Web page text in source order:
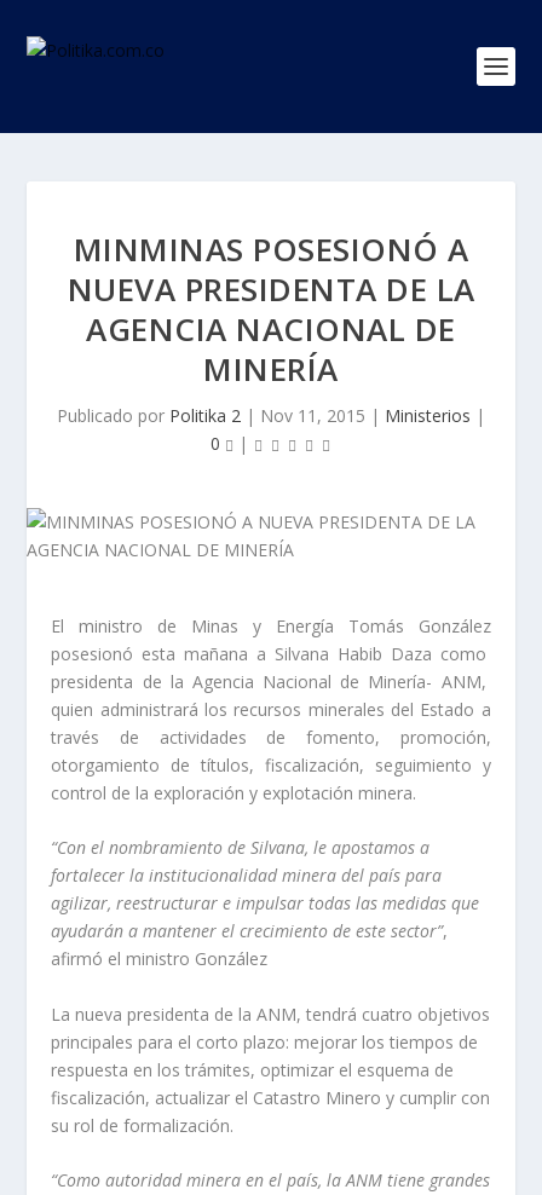
MINMINAS POSESIONÓ A
NUEVA PRESIDENTA DE LA
AGENCIA NACIONAL DE
MINERÍA
Publicado por Politika 2 | Nov 11, 2015 | Ministerios |
0
|
El ministro de Minas y Energía Tomás González
posesionó esta mañana a Silvana Habib Daza como
presidenta de la Agencia Nacional de Minería- ANM,
quien administrará los recursos minerales del Estado a
través de actividades de fomento, promoción,
otorgamiento de títulos, fiscalización, seguimiento y
control de la exploración y explotación minera.
“Con el nombramiento de Silvana, le apostamos a
fortalecer la institucionalidad minera del país para
agilizar, reestructurar e impulsar todas las medidas que
ayudarán a mantener el crecimiento de este sector”,
afirmó el ministro González
La nueva presidenta de la ANM, tendrá cuatro objetivos
principales para el corto plazo: mejorar los tiempos de
respuesta en los trámites, optimizar el esquema de
fiscalización, actualizar el Catastro Minero y cumplir con
su rol de formalización.
“Como autoridad minera en el país, la ANM tiene grandes